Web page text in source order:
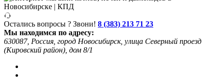
Остались вопросы ? Звони! 8 (383) 213 71 23
Мы находимся по адресу:
630087, Россия, город Новосибирск, улица Северный проезд
(Кировский район), дом 8/1